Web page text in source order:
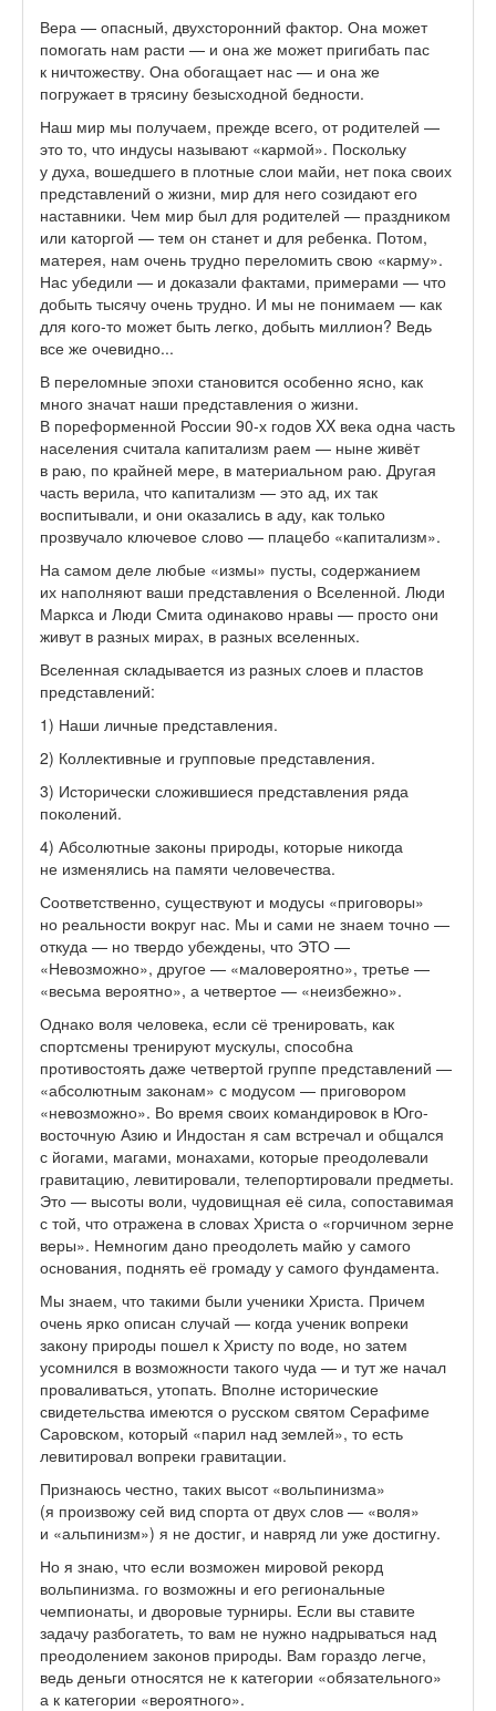
Вера — опасный, двухсторонний фактор. Она может
помогать нам расти — и она же может пригибать пас
к ничтожеству. Она обогащает нас — и она же
погружает в трясину безысходной бедности.
Наш мир мы получаем, прежде всего, от родителей —
это то, что индусы называют «кармой». Поскольку
у духа, вошедшего в плотные слои майи, нет пока своих
представлений о жизни, мир для него созидают его
наставники. Чем мир был для родителей — праздником
или каторгой — тем он станет и для ребенка. Потом,
матерея, нам очень трудно переломить свою «карму».
Нас убедили — и доказали фактами, примерами — что
добыть тысячу очень трудно. И мы не понимаем — как
для кого-то может быть легко, добыть миллион? Ведь
все же очевидно...
В переломные эпохи становится особенно ясно, как
много значат наши представления о жизни.
В пореформенной России 90-х годов XX века одна часть
населения считала капитализм раем — ныне живёт
в раю, по крайней мере, в материальном раю. Другая
часть верила, что капитализм — это ад, их так
воспитывали, и они оказались в аду, как только
прозвучало ключевое слово — плацебо «капитализм».
На самом деле любые «измы» пусты, содержанием
их наполняют ваши представления о Вселенной. Люди
Маркса и Люди Смита одинаково нравы — просто они
живут в разных мирах, в разных вселенных.
Вселенная складывается из разных слоев и пластов
представлений:
1) Наши личные представления.
2) Коллективные и групповые представления.
3) Исторически сложившиеся представления ряда
поколений.
4) Абсолютные законы природы, которые никогда
не изменялись на памяти человечества.
Соответственно, существуют и модусы «приговоры»
но реальности вокруг нас. Мы и сами не знаем точно —
откуда — но твердо убеждены, что ЭТО —
«Невозможно», другое — «маловероятно», третье —
«весьма вероятно», а четвертое — «неизбежно».
Однако воля человека, если сё тренировать, как
спортсмены тренируют мускулы, способна
противостоять даже четвертой группе представлений —
«абсолютным законам» с модусом — приговором
«невозможно». Во время своих командировок в Юго-
восточную Азию и Индостан я сам встречал и общался
с йогами, магами, монахами, которые преодолевали
гравитацию, левитировали, телепортировали предметы.
Это — высоты воли, чудовищная её сила, сопоставимая
с той, что отражена в словах Христа о «горчичном зерне
веры». Немногим дано преодолеть майю у самого
основания, поднять её громаду у самого фундамента.
Мы знаем, что такими были ученики Христа. Причем
очень ярко описан случай — когда ученик вопреки
закону природы пошел к Христу по воде, но затем
усомнился в возможности такого чуда — и тут же начал
проваливаться, утопать. Вполне исторические
свидетельства имеются о русском святом Серафиме
Саровском, который «парил над землей», то есть
левитировал вопреки гравитации.
Признаюсь честно, таких высот «вольпинизма»
(я произвожу сей вид спорта от двух слов — «воля»
и «альпинизм») я не достиг, и навряд ли уже достигну.
Но я знаю, что если возможен мировой рекорд
вольпинизма. го возможны и его региональные
чемпионаты, и дворовые турниры. Если вы ставите
задачу разбогатеть, то вам не нужно надрываться над
преодолением законов природы. Вам гораздо легче,
ведь деньги относятся не к категории «обязательного»
а к категории «вероятного».